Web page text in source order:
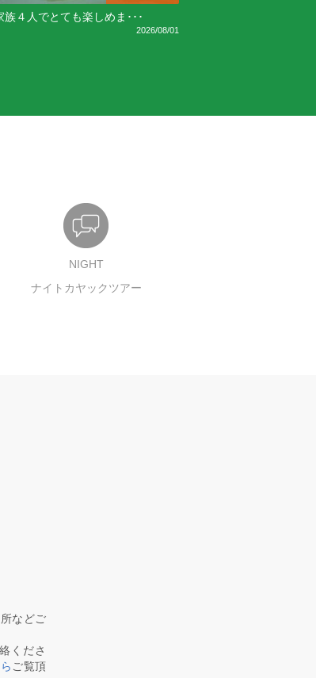
族４人でとても楽しめま･･･
2026/08/01
NIGHT
ナイトカヤックツアー
などご
くださ
ご覧頂